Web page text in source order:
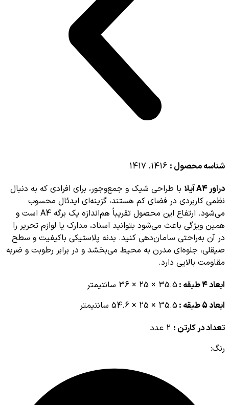
شناسه محصول :
دراور A4 آیلا
با طراحی شیک و جمع‌وجور، برای افرادی که به دنبال
نظمی کاربردی در فضای کم هستند، گزینه‌ای ایدئال محسوب
می‌شود. ارتفاع این محصول تقریباً هم‌اندازه یک برگه A4 است و
همین ویژگی باعث می‌شود بتوانید اسناد، مدارک یا لوازم تحریر را
در آن به‌راحتی سامان‌دهی کنید. بدنه پلاستیکی باکیفیت و سطح
صیقلی، جلوه‌ای مدرن به محیط می‌بخشد و در برابر رطوبت و ضربه
مقاومت بالایی دارد.
ابعاد 4 طبقه :
35.5 × 25 × 36 سانتیمتر
ابعاد 5 طبقه :
35.5 × 25 × 54.6 سانتیمتر
تعداد در کارتن :
رنگ: